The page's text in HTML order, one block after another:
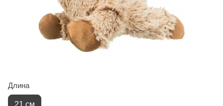
Длина
21 см